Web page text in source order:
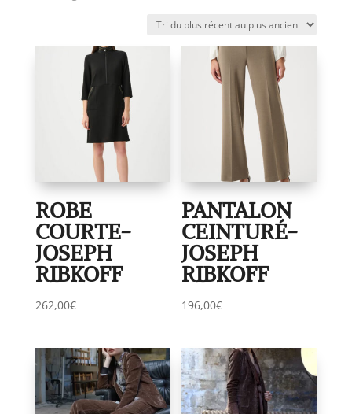
plus
récent
au
plus
ancien
ROBE
COURTE-
JOSEPH
RIBKOFF
262,00€
PANTALON
CEINTURÉ-
JOSEPH
RIBKOFF
196,00€